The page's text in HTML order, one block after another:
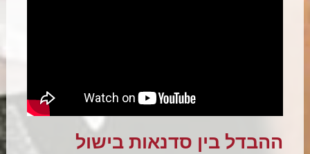
ההבדל בין סדנאות בישול